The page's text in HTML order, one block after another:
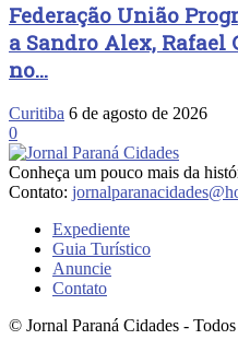
Federação União
a Sandro Alex, Rafael
no...
Curitiba 6 de agosto de 2026
0
Conheça um pouco mais da
Contato:
Expediente
Guia Turístico
Anuncie
Contato
© Jornal Paraná Cidades -